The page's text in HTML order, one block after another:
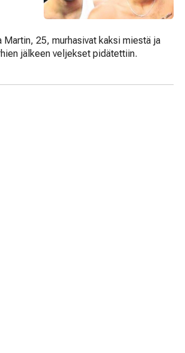
25, murhasivat kaksi miestä ja
jälkeen veljekset pidätettiin.